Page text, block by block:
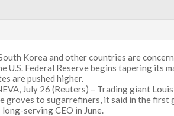
Korea and other countries are
Federal Reserve begins tapering its
are pushed higher.
July 26 (Reuters) – Trading giant
groves to sugarrefiners, it said in the first
serving CEO in June.